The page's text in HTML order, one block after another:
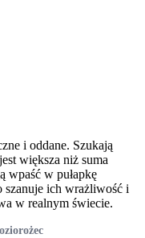
i oddane. Szukają
większa niż suma
wpaść w pułapkę
szanuje ich wrażliwość i
w realnym świecie.